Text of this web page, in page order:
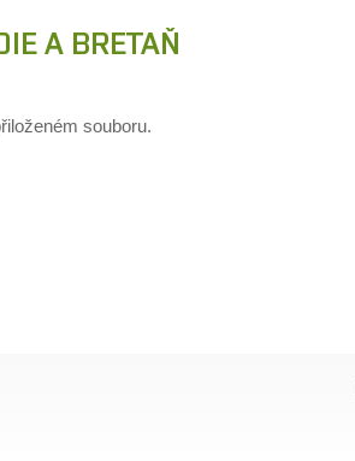
A BRETAŇ
souboru.